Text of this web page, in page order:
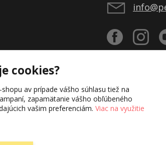
cookies?
av prípade vášho súhlasu tiež na
zapamätanie vášho obľúbeného
vašim preferenciám. Viac na využitie